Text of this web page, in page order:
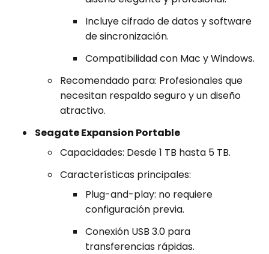
Incluye cifrado de datos y software
de sincronización.
Compatibilidad con Mac y Windows.
Recomendado para: Profesionales que
necesitan respaldo seguro y un diseño
atractivo.
Seagate Expansion Portable
Capacidades: Desde 1 TB hasta 5 TB.
Características principales:
Plug-and-play: no requiere
configuración previa.
Conexión USB 3.0 para
transferencias rápidas.